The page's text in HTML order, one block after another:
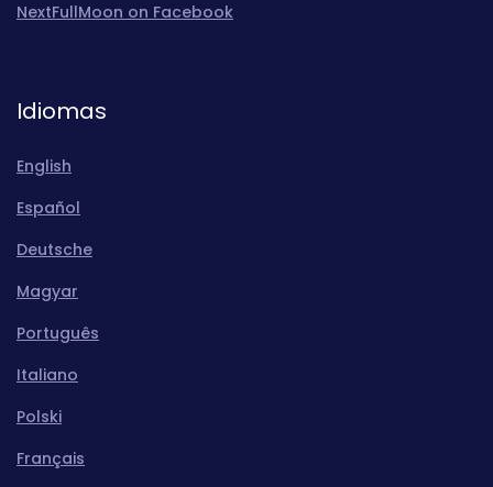
NextFullMoon on Facebook
Idiomas
English
Español
Deutsche
Magyar
Português
Italiano
Polski
Français